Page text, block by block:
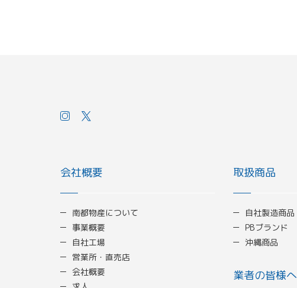
会社概要
南都物産について
事業概要
自社工場
営業所・直売店
会社概要
取扱商品
自社製造商品
PBブランド
沖縄商品
業者の皆様へ